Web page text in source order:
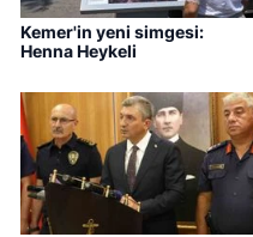
Kemer'in yeni simgesi:
Henna Heykeli